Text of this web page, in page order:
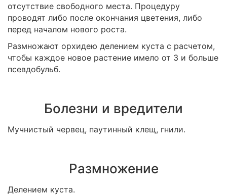
отсутствие свободного места. Процедуру
проводят либо после окончания цветения, либо
перед началом нового роста.
Размножают орхидею делением куста с расчетом,
чтобы каждое новое растение имело от 3 и больше
псевдобульб.
Болезни и вредители
Мучнистый червец, паутинный клещ, гнили.
Размножение
Делением куста.